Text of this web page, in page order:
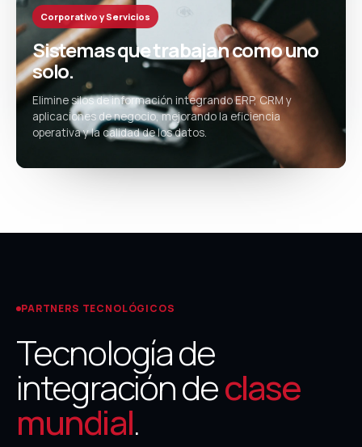
Corporativo y Servicios
Sistemas que trabajan como uno
solo.
Elimine silos de información integrando ERP, CRM y
aplicaciones de negocio, mejorando la eficiencia
operativa y la calidad de los datos.
PARTNERS TECNOLÓGICOS
Tecnología de
integración declase
mundial.